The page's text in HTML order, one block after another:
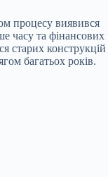
процесу виявився
часу та фінансових
старих конструкцій
багатьох років.